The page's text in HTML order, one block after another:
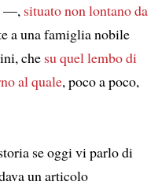
—, situatonon lontano da
a una famiglia nobile
che su quel lembo di
al quale, poco a poco,
se oggi vi parlo di
un articolo